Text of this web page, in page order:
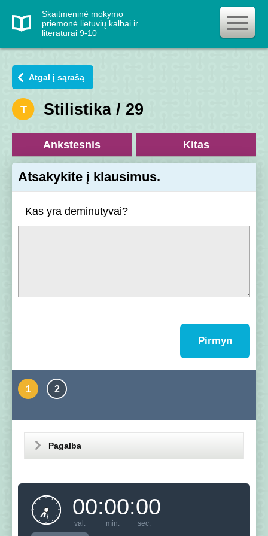
Skaitmeninė mokymo
priemonė lietuvių kalbai ir
literatūrai 9-10
Atgal į sąrašą
T Stilistika / 29
Kitas
Ankstesnis
Atsakykite į klausimus.
Kas yra deminutyvai?
Pirmyn
1 2
Pagalba
00
val.
:00
min.
:00
sec.